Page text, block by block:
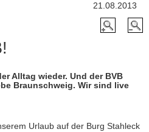
21.08.2013
Alltag wieder. Und der BVB
Braunschweig. Wir sind live
Urlaub auf der Burg Stahleck